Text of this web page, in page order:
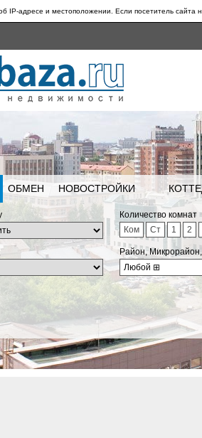
IP-адресе и местоположении. Если посетитель сайта
ОБМЕН НОВОСТРОЙКИ
Количество комнат
Ком
Ст 1 2
Район,
Любой ⊞